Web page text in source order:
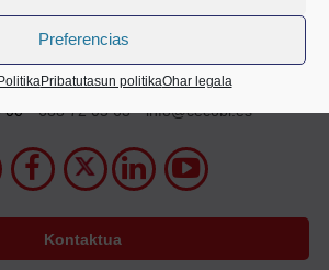
Preferencias
Pribatutasun politikaOhar legala
Mazarredo Zumarkalea 69
2. solairua
48009 Bilbo
00
688 72 05 63 info@cecobi.es
Kontaktua